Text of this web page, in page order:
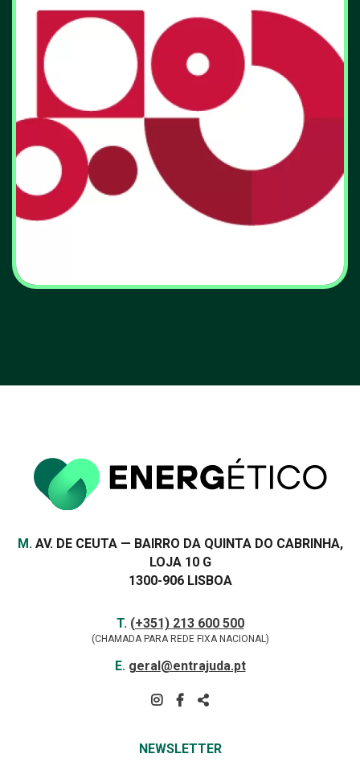
Morada
M.AV. DE CEUTA — BAIRRO DA QUINTA DO CABRINHA,
LOJA 10 G
1300-906 LISBOA
T. (+351) 213 600 500
(CHAMADA PARA REDE FIXA NACIONAL)
E. geral@entrajuda.pt
NEWSLETTER